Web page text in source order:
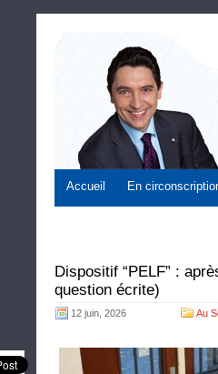
Accueil En
Dispositif “PELF” :
question écrite)
12 juin, 2026 Au